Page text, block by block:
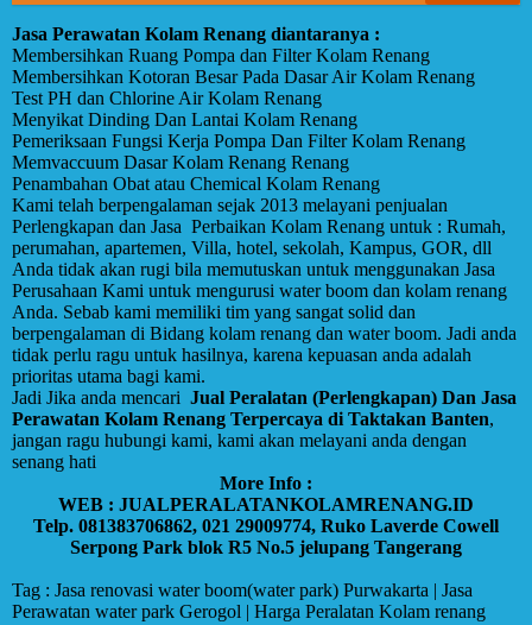
Jasa Perawatan Kolam Renang diantaranya :
Membersihkan Ruang Pompa dan Filter Kolam Renang
Membersihkan Kotoran Besar Pada Dasar Air Kolam Renang
Test PH dan Chlorine Air Kolam Renang
Menyikat Dinding Dan Lantai Kolam Renang
Pemeriksaan Fungsi Kerja Pompa Dan Filter Kolam Renang
Memvaccuum Dasar Kolam Renang Renang
Penambahan Obat atau Chemical Kolam Renang
Kami telah berpengalaman sejak 2013 melayani penjualan
Perlengkapan dan Jasa Perbaikan Kolam Renang untuk : Rumah,
perumahan, apartemen, Villa, hotel, sekolah, Kampus, GOR, dll
Anda tidak akan rugi bila memutuskan untuk menggunakan Jasa
Perusahaan Kami untuk mengurusi water boom dan kolam renang
Anda. Sebab kami memiliki tim yang sangat solid dan
berpengalaman di Bidang kolam renang dan water boom. Jadi anda
tidak perlu ragu untuk hasilnya, karena kepuasan anda adalah
prioritas utama bagi kami.
Jadi Jika anda mencari Jual Peralatan (Perlengkapan) Dan Jasa
Perawatan Kolam Renang Terpercaya di Taktakan Banten,
jangan ragu hubungi kami, kami akan melayani anda dengan
senang hati
More Info :
WEB : JUALPERALATANKOLAMRENANG.ID
Telp. 081383706862, 021 29009774, Ruko Laverde Cowell
Serpong Park blok R5 No.5 jelupang Tangerang
Tag : Jasa renovasi water boom(water park) Purwakarta | Jasa
Perawatan water park Gerogol | Harga Peralatan Kolam renang